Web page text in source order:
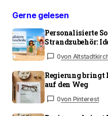
Gerne gelesen
Personalisierte
Strandzubehör:
0von
Regierung bringt
auf den Weg
0von Pinterest